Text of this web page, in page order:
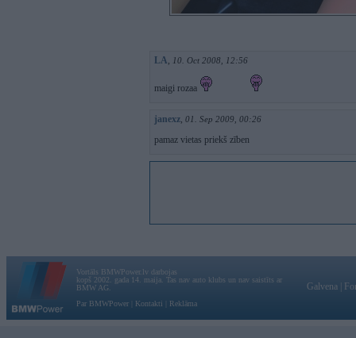
LA, 10. Oct 2008, 12:56
maigi rozaa
janexz, 01. Sep 2009, 00:26
pamaz vietas priekš zīben
Vortāls BMWPower.lv darbojas
kopš 2002. gada 14. maija. Tas nav auto klubs un nav saistīts ar
BMW AG.
Par BMWPower
Kontakti Reklāma
Galvena